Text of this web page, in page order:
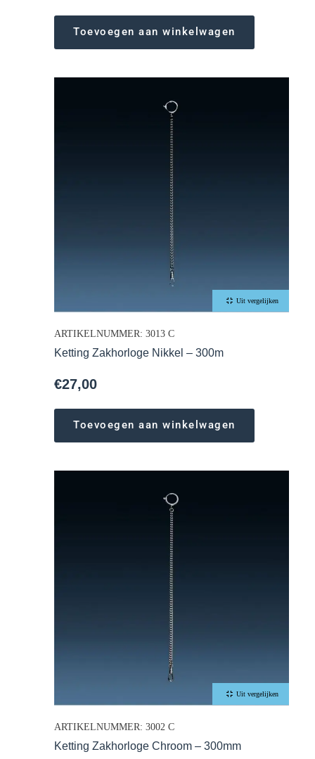
Toevoegen aan winkelwagen
Uit vergelijken
ARTIKELNUMMER: 3013 C
Ketting Zakhorloge Nikkel – 300m
€27,00
Toevoegen aan winkelwagen
Uit vergelijken
ARTIKELNUMMER: 3002 C
Ketting Zakhorloge Chroom – 300mm